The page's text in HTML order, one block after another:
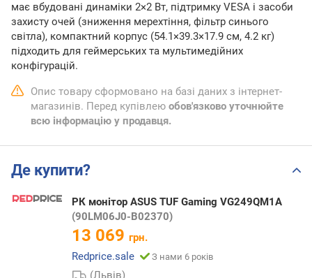
має вбудовані динаміки 2×2 Вт, підтримку VESA і засоби
захисту очей (зниження мерехтіння, фільтр синього
світла), компактний корпус (54.1×39.3×17.9 см, 4.2 кг)
підходить для геймерських та мультимедійних
конфігурацій.
Опис товару сформовано на базі даних з інтернет-
магазинів. Перед купівлею обов'язково уточнюйте
всю інформацію у продавця.
Де купити?
РК монітор ASUS TUF Gaming VG249QM1A
(90LM06J0-B02370)
13 069 грн.
Redprice.sale
З нами 6 років
(Львів)